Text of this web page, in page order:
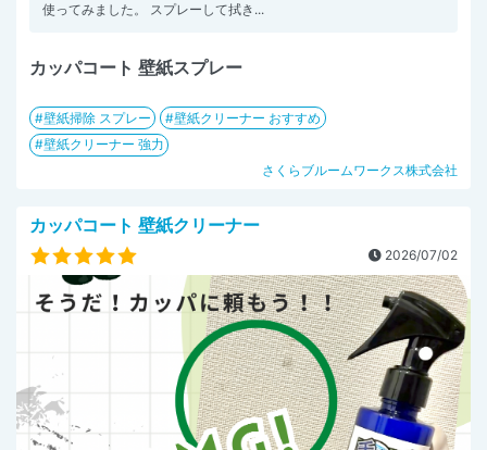
使ってみました。 スプレーして拭き...
カッパコート 壁紙スプレー
壁紙掃除 スプレー
壁紙クリーナー おすすめ
壁紙クリーナー 強力
さくらブルームワークス株式会社
カッパコート 壁紙クリーナー
2026/07/02